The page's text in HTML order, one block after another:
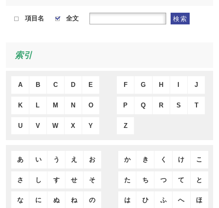
項目名 全文 検索
索引
A B C D E F G H J
K L M N O P Q R S T
U V W X Y Z
あ い う え お か き く け こ
さ し す せ そ た ち つ て と
な に ぬ ね の は ひ ふ へ ほ